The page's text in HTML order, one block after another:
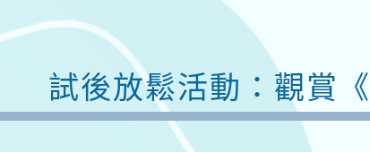
試後放鬆活動：觀賞